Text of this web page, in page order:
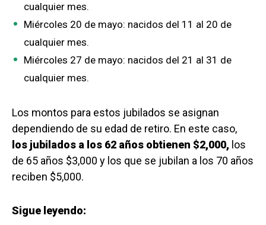
cualquier mes.
Miércoles 20 de mayo: nacidos del 11 al 20 de
cualquier mes.
Miércoles 27 de mayo: nacidos del 21 al 31 de
cualquier mes.
Los montos para estos jubilados se asignan
dependiendo de su edad de retiro. En este caso,
los jubilados a los 62 años obtienen $2,000, los
de 65 años $3,000 y los que se jubilan a los 70 años
reciben $5,000.
Sigue leyendo: